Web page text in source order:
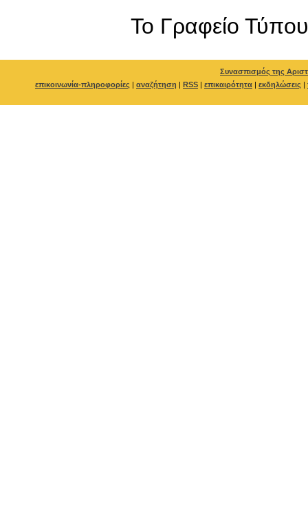
To Γραφείο Τύπου
Συνασπισμός της
επικοινωνία-πληροφορίες | αναζήτηση | RSS | επικαιρότητα | εκδηλώσεις |